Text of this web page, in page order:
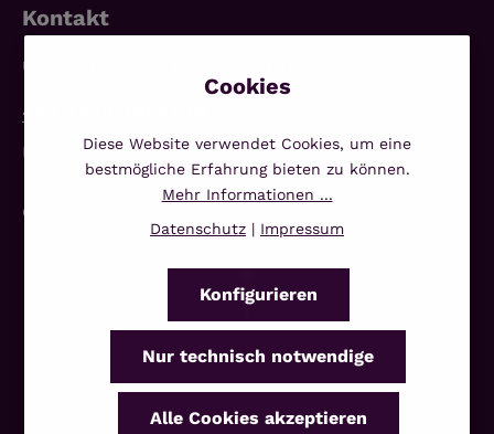
Kontakt
Unterstützung und Beratung unter:
+49 3338 7068639
Mo-Fr, 10:00 - 14:00 Uhr
Oder über unser
Diese Website verwendet Cookies, um eine
bestmögliche Erfahrung bieten zu können.
Mehr Informationen ...
Datenschutz | Impressum
Nur technisch notwendige
Konfigurieren
Alle Cookies akzeptieren